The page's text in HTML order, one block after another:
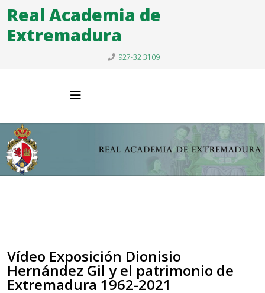
Real Academia de
Extremadura
927-32 3109
Vídeo Exposición Dionisio
Hernández Gil y el patrimonio de
Extremadura 1962-2021